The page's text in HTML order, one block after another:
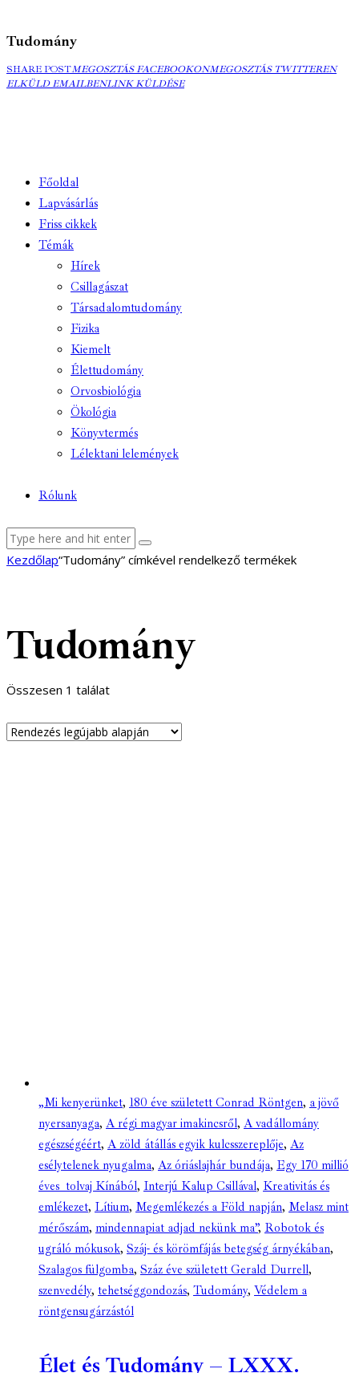
Tudomány
SHARE POSTMEGOSZTÁS
FACEBOOKON
MEGOSZTÁS FACEBOOKONMEGOSZTÁS
MEGOSZTÁS TWITTEREN
ELKÜLD EMAILBENCOPY
LINK KÜLDÉSE
Főoldal
Lapvásárlás
Friss cikkek
Témák
Hírek
Csillagászat
Társadalomtudomány
Fizika
Kiemelt
Élettudomány
Orvosbiológia
Ökológia
Könyvtermés
Lélektani lelemények
Rólunk
facebook-
youtube-
email
Kezdőlap“Tudomány” címkével rendelkező termékek
Tudomány
Összesen 1 találat
„Mi kenyerünket, 180 éve született Conrad Röntgen, a jövő
nyersanyaga, A régi magyar imakincsről, A vadállomány
egészségéért, A zöld átállás egyik kulcsszereplője, Az
esélytelenek nyugalma, Az óriáslajhár bundája, Egy 170 millió
éves tolvaj Kínából, Interjú Kalup Csillával, Kreativitás és
emlékezet, Lítium, Megemlékezés a Föld napján, Melasz mint
mérőszám, mindennapiat adjad nekünk ma”, Robotok és
ugráló mókusok, Száj- és körömfájás betegség árnyékában,
Szalagos fülgomba, Száz éve született Gerald Durrell,
szenvedély, tehetséggondozás, Tudomány, Védelem a
röntgensugárzástól
Élet és Tudomány – LXXX.